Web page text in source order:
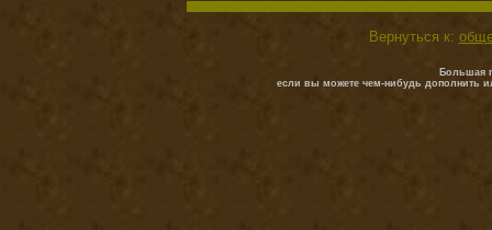
Вернуться к:
Большая
если вы можете чем-нибудь дополнить